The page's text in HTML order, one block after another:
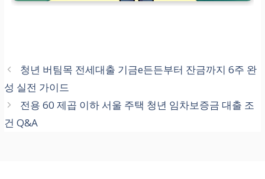
청년 버팀목 전세대출 기금e든든부터 잔금까지 6주 완
성 실전 가이드
전용 60 제곱 이하 서울 주택 청년 임차보증금 대출 조
건 Q&A